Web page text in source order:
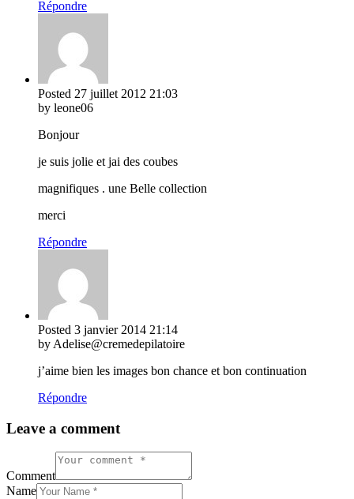
Répondre
Posted 27 juillet 2012 21:03
by leone06
Bonjour
je suis jolie et jai des coubes
magnifiques . une Belle collection
merci
Répondre
Posted 3 janvier 2014 21:14
by Adelise@cremedepilatoire
j’aime bien les images bon chance et bon continuation
Répondre
Leave a comment
Comment
Name